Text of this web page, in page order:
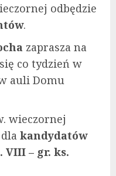
odbędzie
.
zaprasza na
co tydzień w
auli Domu
wieczornej
kandydatów
– gr. ks.